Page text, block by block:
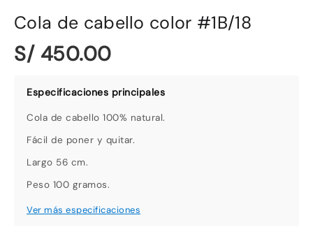
Cola de cabello color #1B/18
S/ 450.00
Cola de cabello 100% natural.
Fácil de poner y quitar.
Largo 56 cm.
Peso 100 gramos.